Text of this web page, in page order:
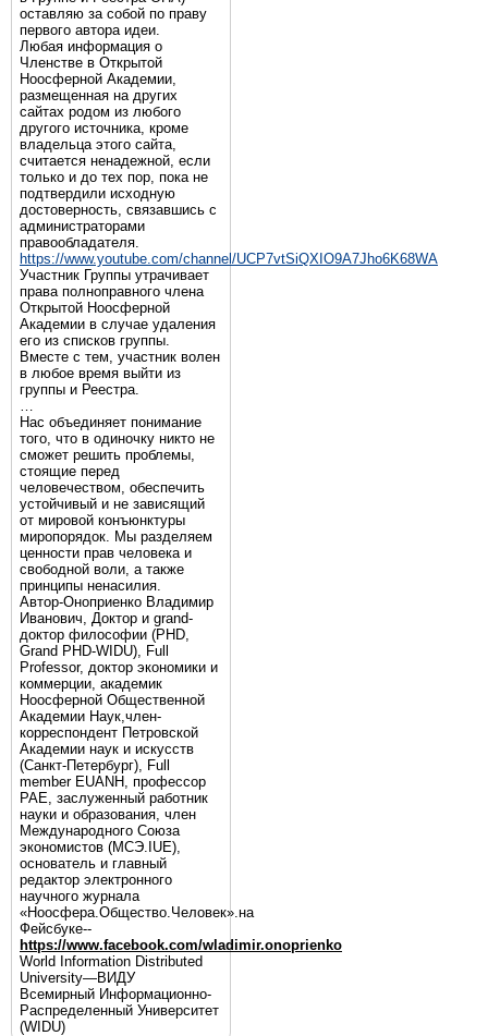
оставляю за собой по праву
первого автора идеи.
Любая информация о
Членстве в Открытой
Ноосферной Академии,
размещенная на других
сайтах родом из любого
другого источника, кроме
владельца этого сайта,
считается ненадежной, если
только и до тех пор, пока не
подтвердили исходную
достоверность, связавшись с
администраторами
правообладателя.
https://www.youtube.com/channel/UCP7vtSiQXIO9A7Jho6K68WA
Участник Группы утрачивает
права полноправного члена
Открытой Ноосферной
Академии в случае удаления
его из списков группы.
Вместе с тем, участник волен
в любое время выйти из
группы и Реестра.
…
Нас объединяет понимание
того, что в одиночку никто не
сможет решить проблемы,
стоящие перед
человечеством, обеспечить
устойчивый и не зависящий
от мировой конъюнктуры
миропорядок. Мы разделяем
ценности прав человека и
свободной воли, а также
принципы ненасилия.
Автор-Оноприенко Владимир
Иванович, Доктор и grand-
доктор философии (PHD,
Grand PHD-WIDU), Full
Professor, доктор экономики и
коммерции, академик
Ноосферной Общественной
Академии Наук,член-
корреспондент Петровской
Академии наук и искусств
(Санкт-Петербург), Full
member EUANH, профессор
РАЕ, заслуженный работник
науки и образования, член
Международного Союза
экономистов (МСЭ.IUE),
основатель и главный
редактор электронного
научного журнала
«Ноосфера.Общество.Человек».на
Фейсбуке--
https://www.facebook.com/wladimir.onoprienko
World Information Distributed
University—ВИДУ
Всемирный Информационно-
Распределенный Университет
(WIDU)